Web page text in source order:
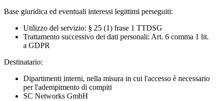
Base giuridica ed eventuali interessi legittimi perseguiti:
Utilizzo del servizio: § 25 (1) frase 1 TTDSG
Trattamento successivo dei dati personali: Art. 6 comma 1 lit.
a GDPR
Destinatario:
Dipartimenti interni, nella misura in cui l'accesso è necessario
per l'adempimento di compiti
SC Networks GmbH